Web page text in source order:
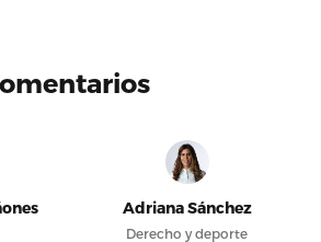
Adriana Sánchez
Derecho y deporte